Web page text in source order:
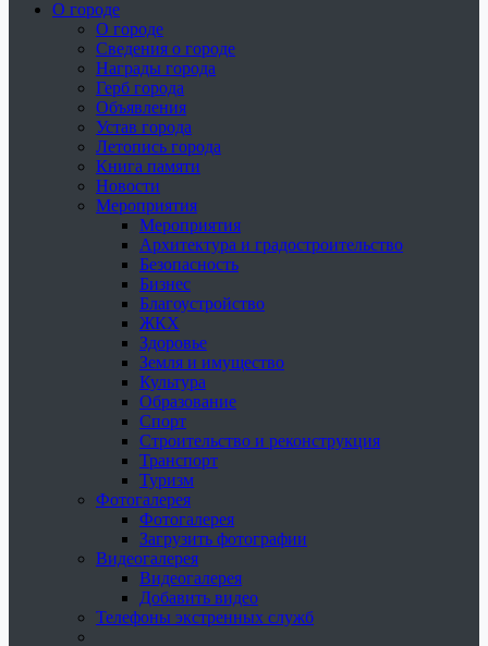
О городе
О городе
Сведения о городе
Награды города
Герб города
Объявления
Устав города
Летопись города
Книга памяти
Новости
Мероприятия
Мероприятия
Архитектура и градостроительство
Безопасность
Бизнес
Благоустройство
ЖКХ
Здоровье
Земля и имущество
Культура
Образование
Спорт
Строительство и реконструкция
Транспорт
Туризм
Фотогалерея
Фотогалерея
Загрузить фотографии
Видеогалерея
Видеогалерея
Добавить видео
Телефоны экстренных служб